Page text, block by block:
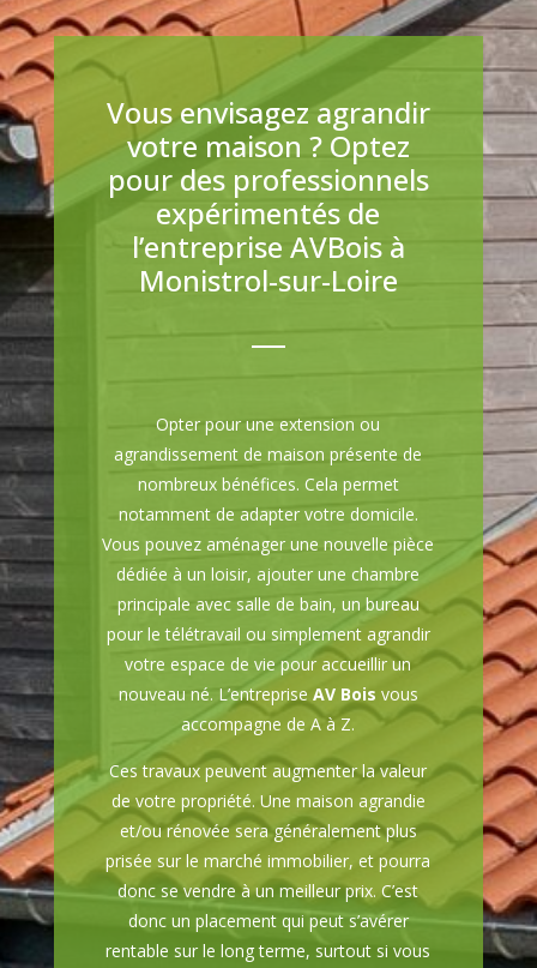
Vous envisagez agrandir
votre maison ? Optez
pour des professionnels
expérimentés de
l’entreprise AVBois à
Monistrol-sur-Loire
Opter pour une extension ou
agrandissement de maison présente de
nombreux bénéfices. Cela permet
notamment de adapter votre domicile.
Vous pouvez aménager une nouvelle pièce
dédiée à un loisir, ajouter une chambre
principale avec salle de bain, un bureau
pour le télétravail ou simplement agrandir
votre espace de vie pour accueillir un
nouveau né. L’entreprise AV Bois vous
accompagne de A à Z.
Ces travaux peuvent augmenter la valeur
de votre propriété. Une maison agrandie
et/ou rénovée sera généralement plus
prisée sur le marché immobilier, et pourra
donc se vendre à un meilleur prix. C’est
donc un placement qui peut s’avérer
rentable sur le long terme, surtout si vous